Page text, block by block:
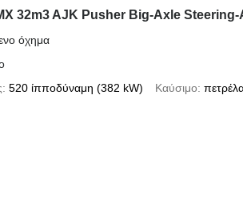
32m3 AJK Pusher Big-Axle
όχημα
520 ίπποδύναμη (382 kW) Καύσιμο